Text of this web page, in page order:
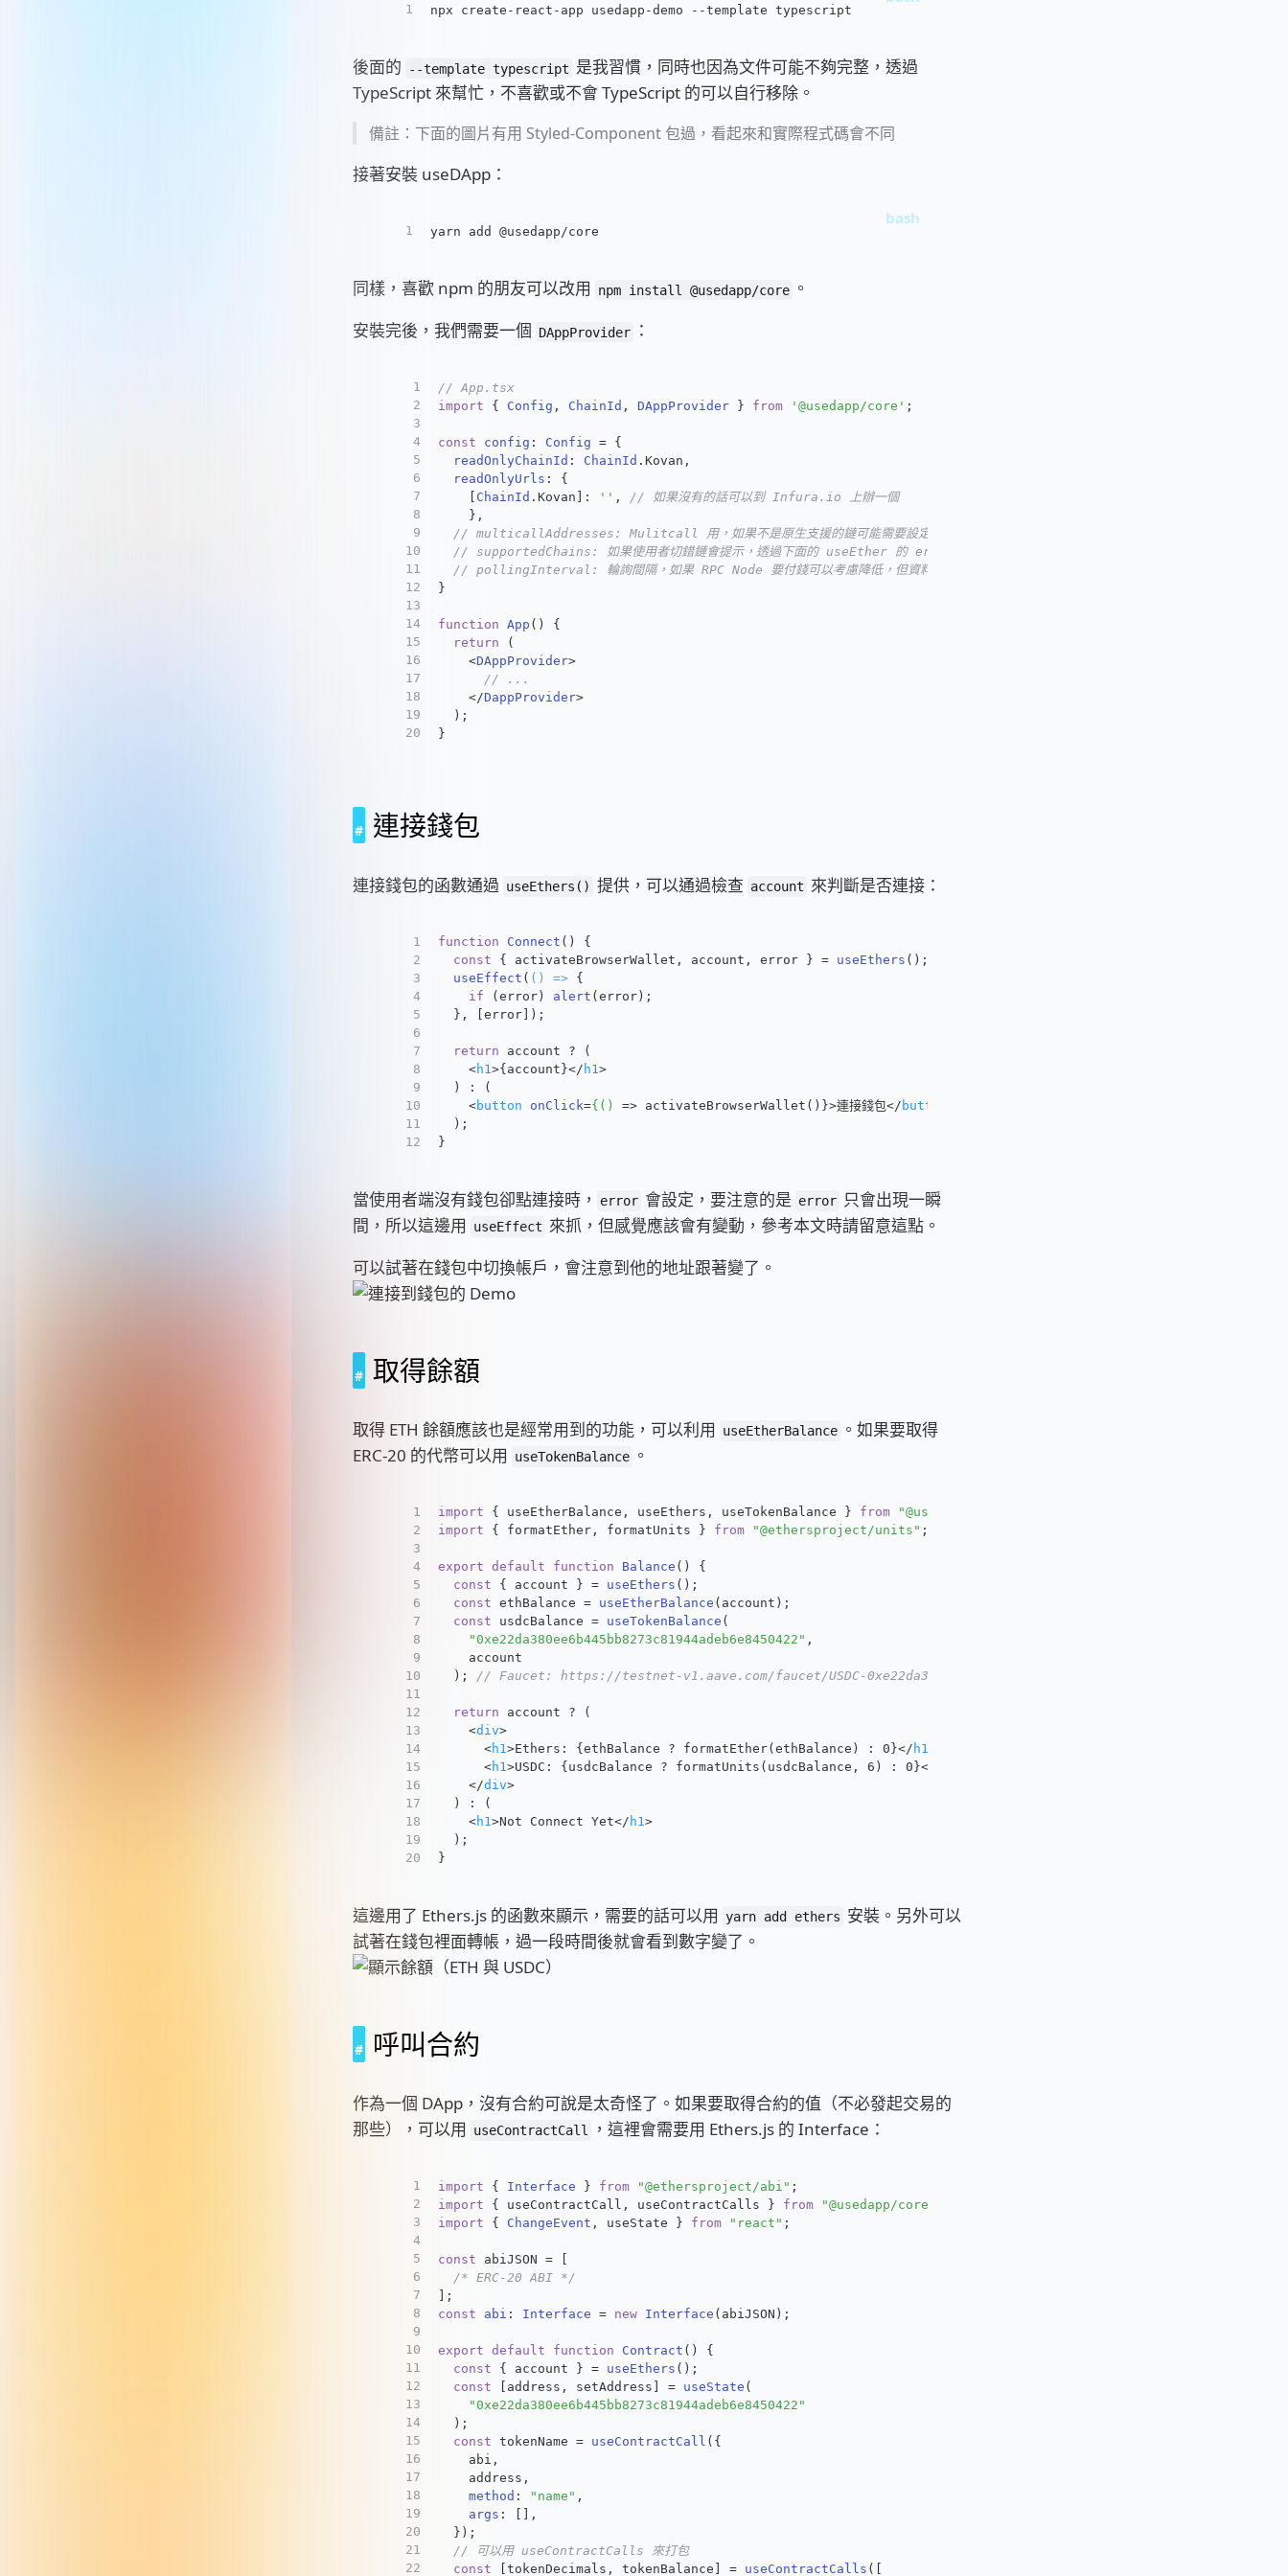
1 npx create-react-app usedapp-demo --template typescript
後面的 --template typescript 是我習慣，同時也因為文件可能不夠完整，透過
TypeScript 來幫忙，不喜歡或不會 TypeScript 的可以自行移除。
備註：下面的圖片有用 Styled-Component 包過，看起來和實際程式碼會不同
接著安裝 useDApp：
1 yarn add @usedapp/core
同樣，喜歡 npm 的朋友可以改用 npm install @usedapp/core 。
安裝完後，我們需要一個 DAppProvider ：
1
2
3
4
5
6
7
8
9
10
11
12
13
14
15
16
17
18
19
20
// App.tsx
import { Config , ChainId , DAppProvider } from '@usedapp/core' ;
const config : Config = {
readOnlyChainId : ChainId .Kovan ,
readOnlyUrls : {
ChainId .Kovan ]: '' ,
// 如果沒有的話可以到 Infura.io 上辦一個
    },
// multicallAddresses: Mulitcall 用，如果不是原生支援的鏈可能需要設定
// supportedChains: 如果使用者切錯鏈會提示，透過下面的 useEther 的 error 回報
// pollingInterval: 輪詢間隔，如果 RPC Node 要付錢可以考慮降低，但資料更新就會比較慢的樣子
}
function App ( ) {
return (
    <
DAppProvider>
// ...
    </
DappProvider>
  );
}
連接錢包
連接錢包的函數通過 useEthers() 提供，可以通過檢查 account 來判斷是否連接：
1
2
3
4
5
6
7
8
9
10
11
12
function Connect ( ) {
const { activateBrowserWallet, account, error } = useEthers ();
useEffect ( () => {
if (error) alert (error);
  }, [error]);
return account ? (
<h1>{account}</ h1>
  ) : (
<button onClick={() => activateBrowserWallet()}>連接錢包</ button
  );
}
當使用者端沒有錢包卻點連接時， error 會設定，要注意的是 error 只會出現一瞬
間，所以這邊用
useEffect 來抓，但感覺應該會有變動，參考本文時請留意這點。
可以試著在錢包中切換帳戶，會注意到他的地址跟著變了。
取得餘額
取得 ETH 餘額應該也是經常用到的功能，可以利用 useEtherBalance 。如果要取得
ERC-20 的代幣可以用
useTokenBalance 。
1
2
3
4
5
6
7
8
9
10
11
12
13
14
15
16
17
18
19
20
import { useEtherBalance, useEthers, useTokenBalance } from "@usedapp/core"
import { formatEther, formatUnits } from "@ethersproject/units" ;
export default function Balance ( ) {
const { account } = useEthers ();
const ethBalance = useEtherBalance (account);
const usdcBalance = useTokenBalance (
"0xe22da380ee6b445bb8273c81944adeb6e8450422" ,
    account
  );
// Faucet: https://testnet-v1.aave.com/faucet/USDC-
return account ? (
<div>
<h1>Ethers: {ethBalance ? formatEther(ethBalance) : 0}</ h1
<h1>USDC: {usdcBalance ? formatUnits(usdcBalance, 6) : 0}</
</div>
  ) : (
<h1>Not Connect Yet</ h1>
  );
}
這邊用了 Ethers.js 的函數來顯示，需要的話可以用 yarn add ethers 安裝。另外可以
試著在錢包裡面轉帳，過一段時間後就會看到數字變了。
呼叫合約
作為一個 DApp，沒有合約可說是太奇怪了。如果要取得合約的值（不必發起交易的
那些），可以用
useContractCall ，這裡會需要用 Ethers.js 的 Interface：
1
2
3
4
5
6
7
8
9
10
11
12
13
14
15
16
17
18
19
20
21
22
import { Interface } from "@ethersproject/abi" ;
import { useContractCall, useContractCalls } from "@usedapp/core"
import { ChangeEvent , useState } from "react" ;
const abiJSON = [
/* ERC-20 ABI */
];
const
abi : Interface = new Interface (abiJSON);
export default function Contract ( ) {
const { account } = useEthers ();
const [address, setAddress] = useState (
"0xe22da380ee6b445bb8273c81944adeb6e8450422"
  );
const tokenName = useContractCall ({
    abi,
    address,
method : "name" ,
args : [],
  });
// 可以用 useContractCalls 來打包
const [tokenDecimals, tokenBalance] = useContractCalls ([